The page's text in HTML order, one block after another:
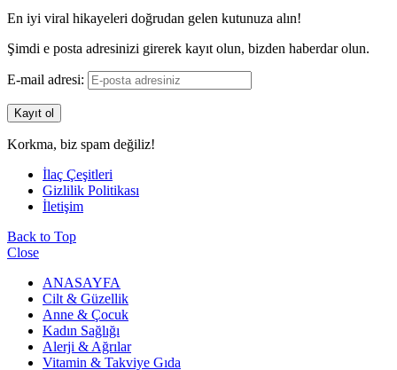
En iyi viral hikayeleri doğrudan gelen kutunuza alın!
Şimdi e posta adresinizi girerek kayıt olun, bizden haberdar olun.
E-mail adresi:
Korkma, biz spam değiliz!
İlaç Çeşitleri
Gizlilik Politikası
İletişim
Back to Top
Close
ANASAYFA
Cilt & Güzellik
Anne & Çocuk
Kadın Sağlığı
Alerji & Ağrılar
Vitamin & Takviye Gıda